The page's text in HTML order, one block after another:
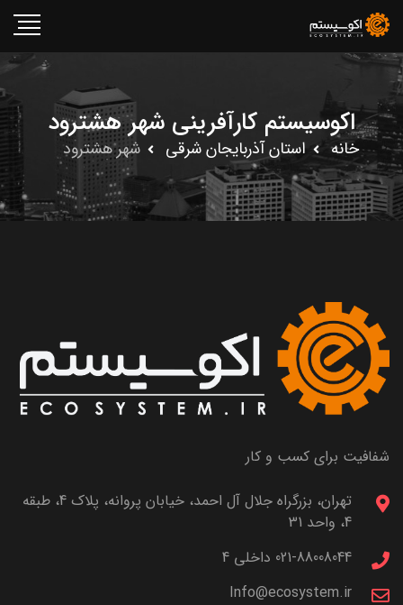
اکوسیستم کارآفرینی شهر هشترود
خانه استان آذربايجان شرقى شهر هشترود
شفافیت برای کسب و کار
تهران، بزرگراه جلال آل احمد، خیابان پروانه، پلاک 4، طبقه
4، واحد 31
021-88008044 داخلی 4
Info@ecosystem.ir